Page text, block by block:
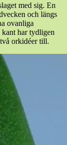
med sig. En
och längs
ovanliga
har tydligen
orkidéer till.